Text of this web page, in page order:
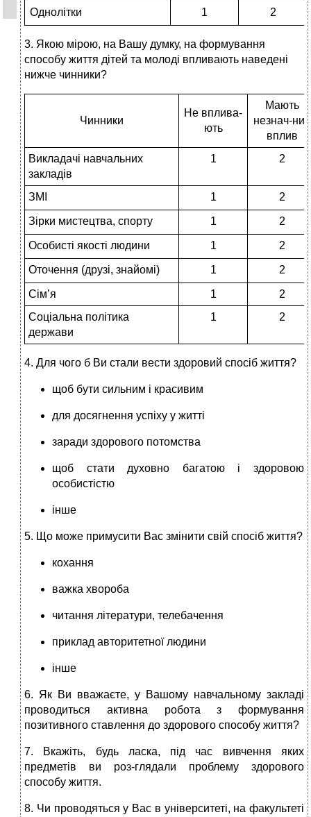
Однолітки 1 2
3. Якою мірою, на Вашу думку, на формування
способу життя дітей та молоді впливають наведені
нижче чинники?
Чинники
Не вплива-
ють
Мають
незнач-ний
вплив
Викладачі навчальних
закладів
1 2
ЗМІ 1 2
Зірки мистецтва, спорту 1 2
Особисті якості людини 1 2
Оточення (друзі, знайомі) 1 2
Сім’я 1
2
Соціальна політика
держави
1 2
4. Для чого б Ви стали вести здоровий спосіб життя?
щоб бути сильним і красивим
для досягнення успіху у житті
заради здорового потомства
щоб стати духовно багатою і здоровою
особистістю
інше
5. Що може примусити Вас змінити свій спосіб життя?
кохання
важка хвороба
читання літератури, телебачення
приклад авторитетної людини
інше
6. Як Ви вважаєте, у Вашому навчальному закладі
проводиться активна робота з формування
позитивного ставлення до здорового способу життя?
7. Вкажіть, будь ласка, під час вивчення яких
предметів ви роз-глядали проблему здорового
способу життя.
8. Чи проводяться у Вас в університеті, на факультеті